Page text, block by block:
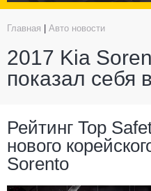
Главная Авто новости
2017 Kia
показал себя
Рейтинг Top
нового
Sorento